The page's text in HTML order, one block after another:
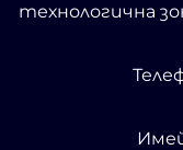
технологична